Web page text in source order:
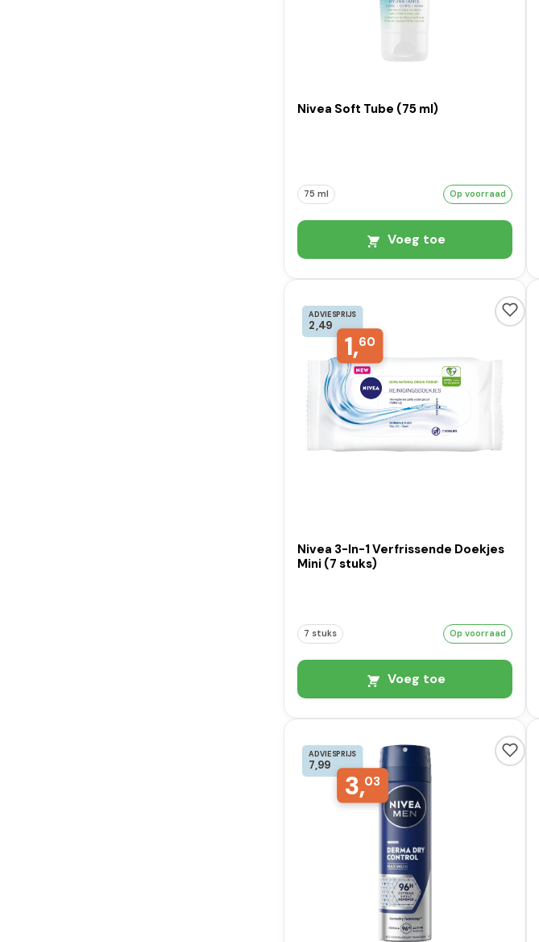
Nivea Soft Tube (75 ml)
75 ml Op voorraad
Voeg toe
ADVIESPRIJS
2,49
1,60
Nivea 3-In-1 Verfrissende Doekjes
Mini (7 stuks)
7 stuks Op voorraad
Voeg toe
ADVIESPRIJS
7,99
3,03